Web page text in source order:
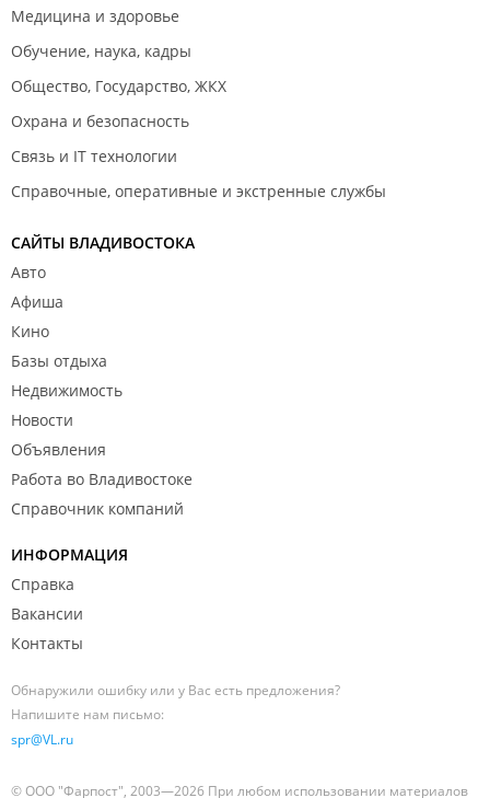
Медицина и здоровье
Обучение, наука, кадры
Общество, Государство, ЖКХ
Охрана и безопасность
Связь и IT технологии
Справочные, оперативные и экстренные службы
САЙТЫ ВЛАДИВОСТОКА
Авто
Афиша
Кино
Базы отдыха
Недвижимость
Новости
Объявления
Работа во Владивостоке
Справочник компаний
ИНФОРМАЦИЯ
Справка
Вакансии
Контакты
Обнаружили ошибку или у Вас есть предложения?
Напишите нам письмо:
spr@VL.ru
© ООО "Фарпост", 2003—2026 При любом использовании материалов